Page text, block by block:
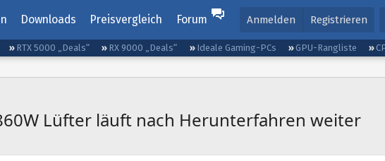
Downloads Preisvergleich Forum Anmelden Registrieren
RTX 5000 „Deals“ RX 9000 „Deals“ Ideale Gaming-PCs GPU-Rangliste
Lüfter läuft nach Herunterfahren weiter